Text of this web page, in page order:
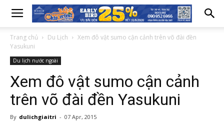
Trang chủ Du Lịch
Xem đô vật sumo cận cảnh trên võ đài đền
Yasukuni
Du lịch nước ngoài
Xem đô vật sumo cận cảnh
trên võ đài đền Yasukuni
By dulichgiaitri - 07 Apr, 2015